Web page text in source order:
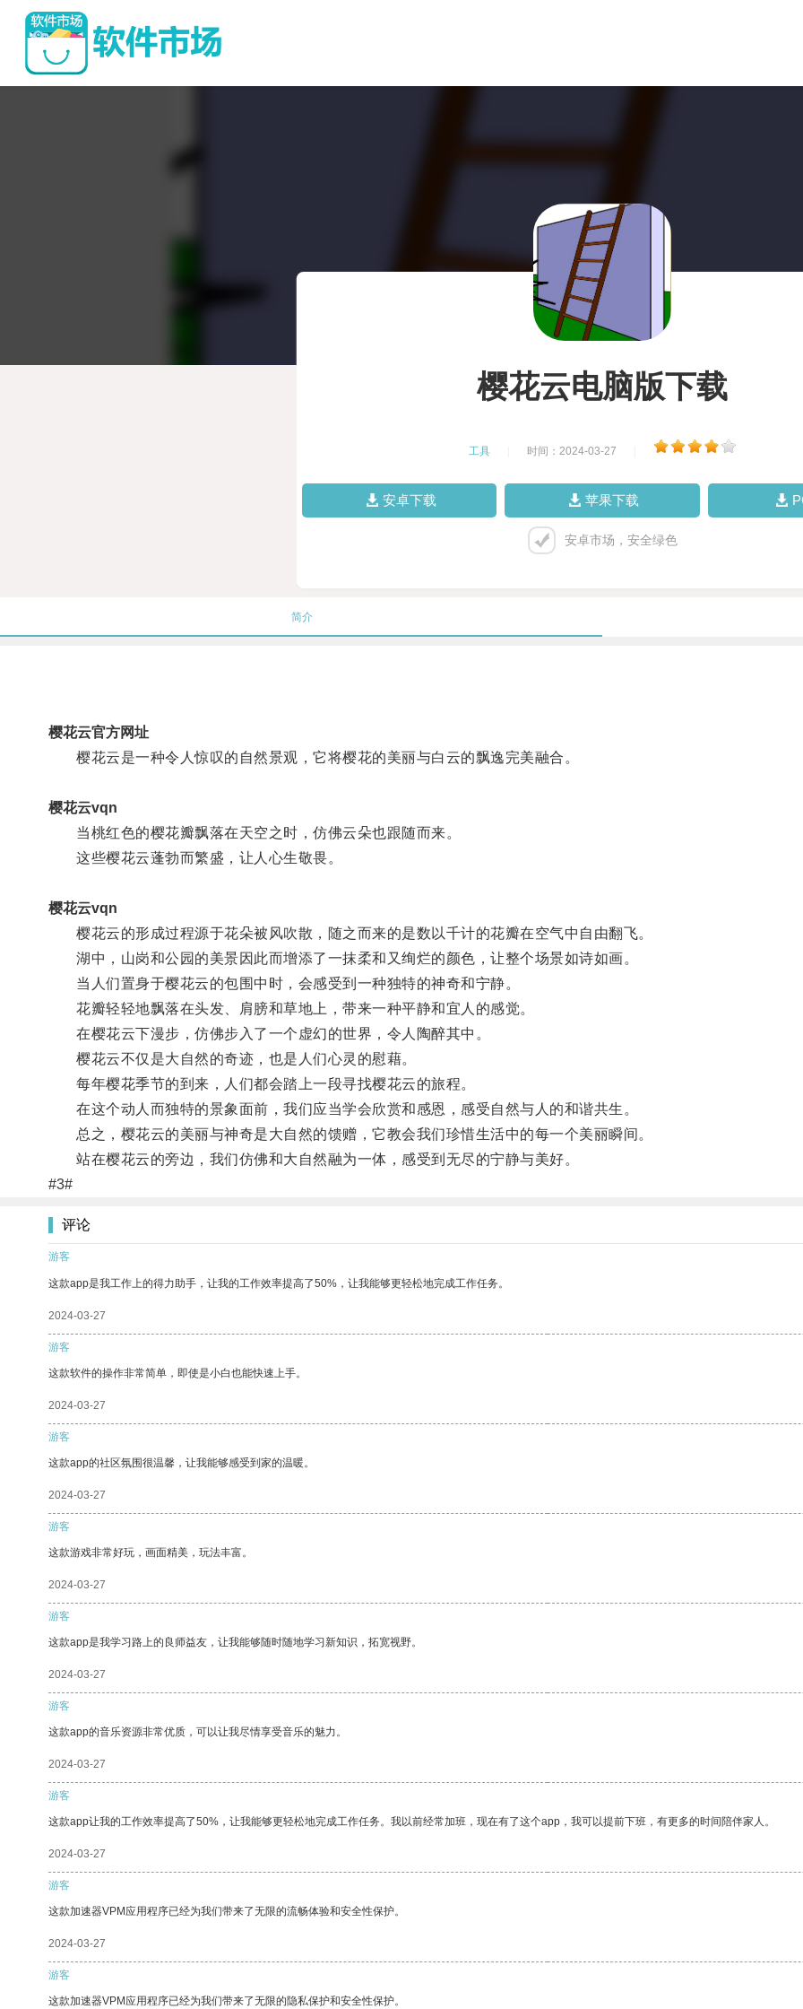
樱花云电脑版下载
工具 时间：2024-03-27
安卓下载 苹果下载
安卓市场，安全绿色
简介
樱花云官方网址
樱花云是一种令人惊叹的自然景观，它将樱花的美丽与白云的飘逸完美融合。
樱花云vqn
当桃红色的樱花瓣飘落在天空之时，仿佛云朵也跟随而来。
这些樱花云蓬勃而繁盛，让人心生敬畏。
樱花云vqn
樱花云的形成过程源于花朵被风吹散，随之而来的是数以千计的花瓣在空气中自由翻飞。
湖中，山岗和公园的美景因此而增添了一抹柔和又绚烂的颜色，让整个场景如诗如画。
当人们置身于樱花云的包围中时，会感受到一种独特的神奇和宁静。
花瓣轻轻地飘落在头发、肩膀和草地上，带来一种平静和宜人的感觉。
在樱花云下漫步，仿佛步入了一个虚幻的世界，令人陶醉其中。
樱花云不仅是大自然的奇迹，也是人们心灵的慰藉。
每年樱花季节的到来，人们都会踏上一段寻找樱花云的旅程。
在这个动人而独特的景象面前，我们应当学会欣赏和感恩，感受自然与人的和谐共生。
总之，樱花云的美丽与神奇是大自然的馈赠，它教会我们珍惜生活中的每一个美丽瞬间。
站在樱花云的旁边，我们仿佛和大自然融为一体，感受到无尽的宁静与美好。
#3#
评论
游客
这款app是我工作上的得力助手，让我的工作效率提高了50%，让我能够更轻松地完成工作任务。
2024-03-27
游客
这款软件的操作非常简单，即使是小白也能快速上手。
2024-03-27
游客
这款app的社区氛围很温馨，让我能够感受到家的温暖。
2024-03-27
游客
这款游戏非常好玩，画面精美，玩法丰富。
2024-03-27
游客
这款app是我学习路上的良师益友，让我能够随时随地学习新知识，拓宽视野。
2024-03-27
游客
这款app的音乐资源非常优质，可以让我尽情享受音乐的魅力。
2024-03-27
游客
这款app让我的工作效率提高了50%，让我能够更轻松地完成工作任务。我以前经常加班，现在有了这个app，我可以提前下班，有更多的时间陪伴家人。
2024-03-27
游客
这款加速器VPM应用程序已经为我们带来了无限的流畅体验和安全性保护。
2024-03-27
游客
这款加速器VPM应用程序已经为我们带来了无限的隐私保护和安全性保护。